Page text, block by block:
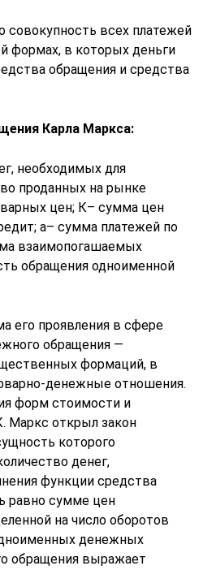
совокупность всех платежей
формах, в которых деньги
обращения и средства
Карла Маркса:
необходимых для
проданных на рынке
цен; К– сумма цен
а– сумма платежей по
взаимопогашаемых
обращения одноименной
его проявления в сфере
обращения —
формаций, в
денежные отношения.
форм стоимости и
Маркс открыл закон
которого
денег,
функции средства
равно сумме цен
на число оборотов
денежных
обращения выражает